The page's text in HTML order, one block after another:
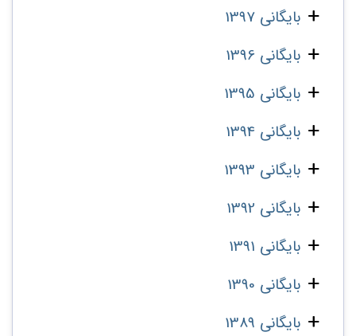
بایگانی 1397
بایگانی 1396
بایگانی 1395
بایگانی 1394
بایگانی 1393
بایگانی 1392
بایگانی 1391
بایگانی 1390
بایگانی 1389